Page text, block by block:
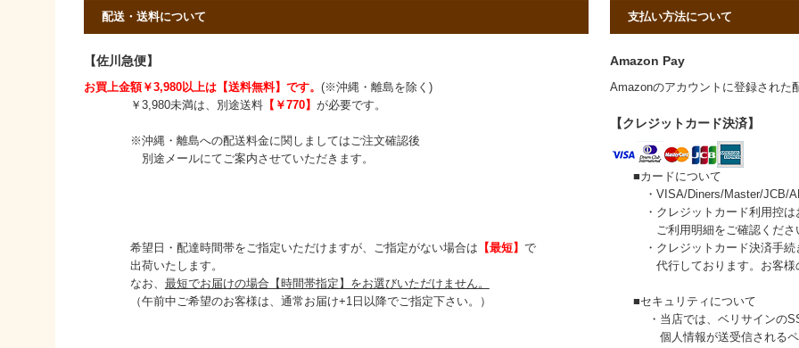
配送・送料について
【佐川急便】
お買上金額￥3,980以上は【送料無料】です。 (※沖縄・離島を除く)
￥3,980未満は、別途送料【￥770】 が必要です。
※沖縄・離島への配送料金に関しましてはご注文確認後
別途メールにてご案内させていただきます。
希望日・配達時間帯をご指定いただけますが、ご指定がない場合は 【最短】 で
出荷いたします。
なお、 最短でお届けの場合【時間帯指定】をお選びいただけません。
（午前中ご希望のお客様は、通常お届け+1日以降でご指定下さい。）
支払い方法について
Amazon Pay
Amazonのアカウントに登録され
【クレジットカード決済】
■カードについて
・VISA/Diners/Master/JCB/
・クレジットカード利用控はお
ご利用明細をご確認くださ
・クレジットカード決済手続き
代行しております。お客様の
■セキュリティについて
・当店では、ベリサインの
個人情報が送受信されるペー